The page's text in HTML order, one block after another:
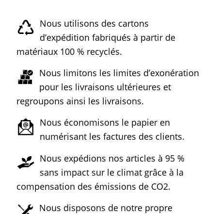
Nous utilisons des cartons
d’expédition fabriqués à partir de
matériaux 100 % recyclés.
Nous limitons les limites d’exonération
pour les livraisons ultérieures et
regroupons ainsi les livraisons.
Nous économisons le papier en
numérisant les factures des clients.
Nous expédions nos articles à 95 %
sans impact sur le climat grâce à la
compensation des émissions de CO2.
Nous disposons de notre propre